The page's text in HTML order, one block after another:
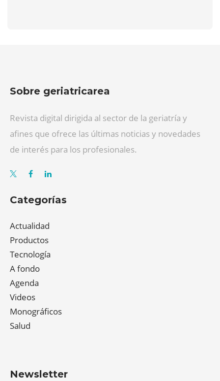
Sobre geriatricarea
Revista digital dirigida al sector de la geriatría y
afines que ofrece las últimas noticias y novedades
de interés para los profesionales.
Categorías
Actualidad
Productos
Tecnología
A fondo
Agenda
Videos
Monográficos
Salud
Newsletter